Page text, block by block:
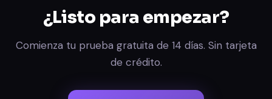
¿Listo para empezar?
Comienza tu prueba gratuita de 14 días. Sin tarjeta
de crédito.